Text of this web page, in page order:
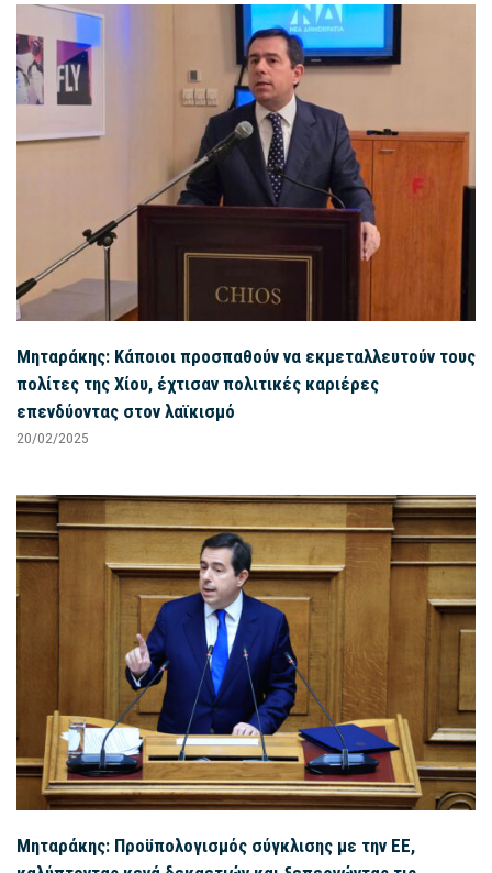
Μηταράκης: Κάποιοι προσπαθούν να εκμεταλλευτούν τους
πολίτες της Χίου, έχτισαν πολιτικές καριέρες
επενδύοντας στον λαϊκισμό
20/02/2025
Μηταράκης: Προϋπολογισμός σύγκλισης με την ΕΕ,